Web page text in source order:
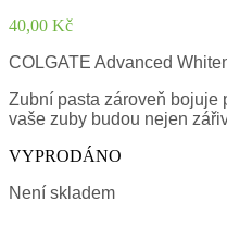
40,00 Kč
COLGATE Advanced
Zubní pasta zároveň bojuje
vaše zuby budou nejen
VYPRODÁNO
Není skladem